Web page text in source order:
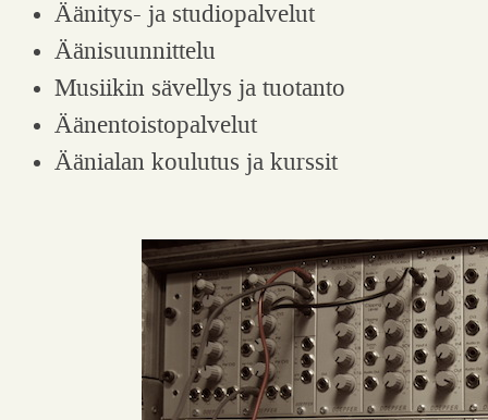
Äänitys- ja studiopalvelut
Äänisuunnittelu
Musiikin sävellys ja tuotanto
Äänentoistopalvelut
Äänialan koulutus ja kurssit